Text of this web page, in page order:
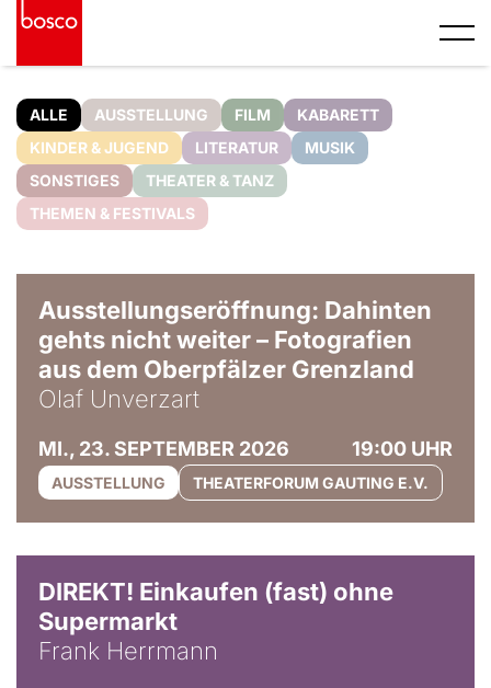
ALLE AUSSTELLUNG FILM
KABARETT
KINDER & JUGEND
LITERATUR
MUSIK
SONSTIGES
THEATER & TANZ
THEMEN & FESTIVALS
Ausstellungseröffnung: Dahinten
gehts nicht weiter – Fotografien
aus dem Oberpfälzer Grenzland
Olaf Unverzart
MI., 23. SEPTEMBER 2026 19:00 UHR
AUSSTELLUNG THEATERFORUM GAUTING E.V.
DIREKT! Einkaufen (fast) ohne
Supermarkt
Frank Herrmann